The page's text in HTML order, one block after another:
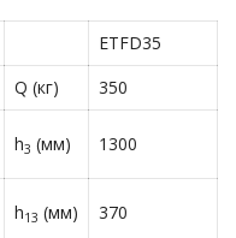
ETFD35
Q (кг)
350
h3 (мм) 1300
h13 (мм) 370